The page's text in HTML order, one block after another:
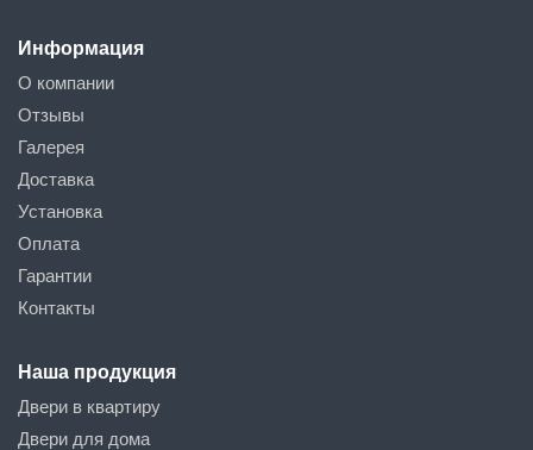
Информация
О компании
Отзывы
Галерея
Доставка
Установка
Оплата
Гарантии
Контакты
Наша продукция
Двери в квартиру
Двери для дома